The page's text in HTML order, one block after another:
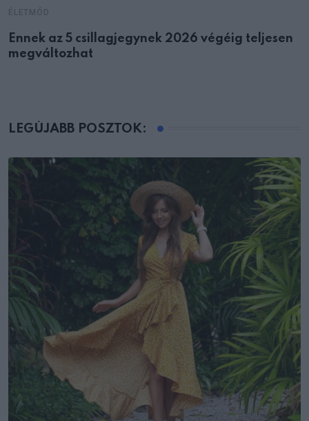
Ennek az 5 csillagjegynek 2026 végéig teljesen
megváltozhat
LEGÚJABB POSZTOK: